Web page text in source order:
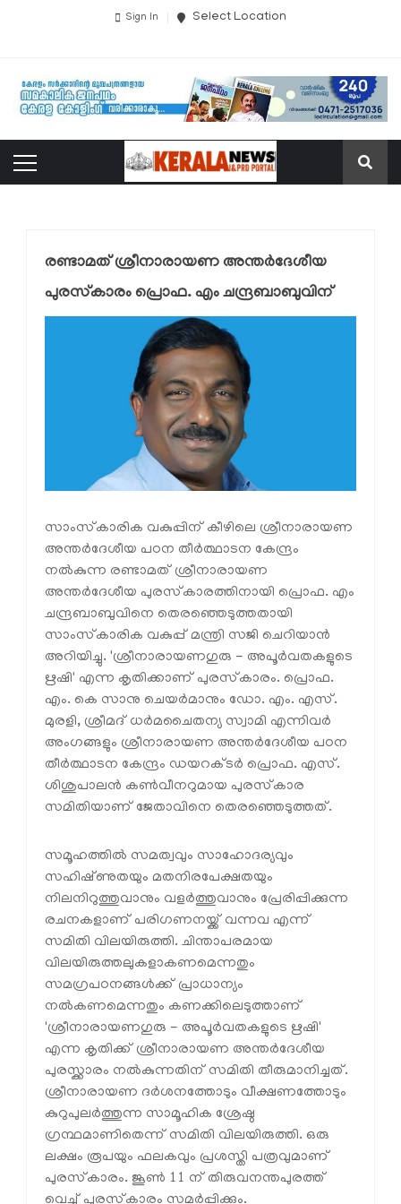
Sign In Select Location
രണ്ടാമത് ശ്രീനാരായണ അന്തർദേശീയ
പുരസ്‌കാരം പ്രൊഫ. എം ചന്ദ്രബാബുവിന്
സാംസ്‌കാരിക വകുപ്പിന് കീഴിലെ ശ്രീനാരായണ
അന്തർദേശീയ പഠന തീർത്ഥാടന കേന്ദ്രം
നൽകുന്ന രണ്ടാമത് ശ്രീനാരായണ
അന്തർദേശീയ പുരസ്‌കാരത്തിനായി പ്രൊഫ. എം
ചന്ദ്രബാബുവിനെ തെരഞ്ഞെടുത്തതായി
സാംസ്‌കാരിക വകുപ്പ് മന്ത്രി സജി ചെറിയാൻ
അറിയിച്ചു. 'ശ്രീനാരായണഗുരു - അപൂർവതകളുടെ
ഋഷി' എന്ന കൃതിക്കാണ് പുരസ്‌കാരം. പ്രൊഫ.
എം. കെ സാനു ചെയർമാനും ഡോ. എം. എസ്.
മുരളി, ശ്രീമദ് ധർമചൈതന്യ സ്വാമി എന്നിവർ
അംഗങ്ങളും ശ്രീനാരായണ അന്തർദേശീയ പഠന
തീർത്ഥാടന കേന്ദ്രം ഡയറക്ടർ പ്രൊഫ. എസ്.
ശിശുപാലൻ കൺവീനറുമായ പുരസ്‌കാര
സമിതിയാണ് ജേതാവിനെ തെരഞ്ഞെടുത്തത്.
സമൂഹത്തിൽ സമത്വവും സാഹോദര്യവും
സഹിഷ്‌ണുതയും മതനിരപേക്ഷതയും
നിലനിറുത്തുവാനും വളർത്തുവാനും പ്രേരിപ്പിക്കുന്ന
രചനകളാണ് പരിഗണനയ്ക്ക് വന്നവ എന്ന്
സമിതി വിലയിരുത്തി. ചിന്താപരമായ
വിലയിരുത്തലുകളാകണമെന്നതും
സമഗ്രപഠനങ്ങൾക്ക് പ്രാധാന്യം
നൽകണമെന്നതും കണക്കിലെടുത്താണ്
'ശ്രീനാരായണഗുരു - അപൂർവതകളുടെ ഋഷി'
എന്ന കൃതിക്ക് ശ്രീനാരായണ അന്തർദേശീയ
പുരസ്ക്കാരം നൽകുന്നതിന് സമിതി തീരുമാനിച്ചത്.
ശ്രീനാരായണ ദർശനത്തോടും വീക്ഷണത്തോടും
കുറുപുലർത്തുന്ന സാമൂഹിക ശ്രേഷ്ഠ
ഗ്രന്ഥമാണിതെന്ന് സമിതി വിലയിരുത്തി. ഒരു
ലക്ഷം രൂപയും ഫലകവും പ്രശസ്തി പത്രവുമാണ്
പുരസ്‌കാരം. ജൂണ്‍ 11 ന് തിരുവനന്തപുരത്ത്
വെച്ച് പുരസ്‌കാരം സമര്‍പ്പിക്കും.